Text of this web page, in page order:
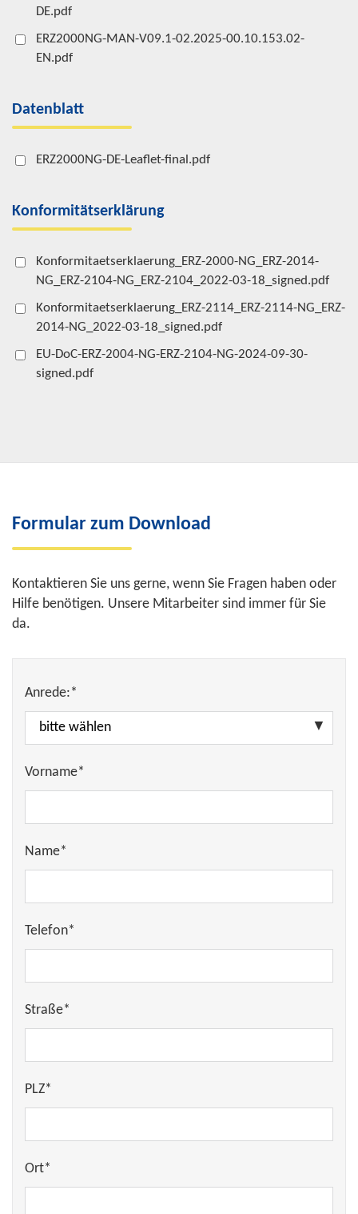
DE.pdf
ERZ2000NG-MAN-V09.1-02.2025-00.10.153.02-
EN.pdf
Datenblatt
ERZ2000NG-DE-Leaflet-final.pdf
Konformitätserklärung
Konformitaetserklaerung_ERZ-2000-NG_ERZ-2014-
NG_ERZ-2104-NG_ERZ-2104_2022-03-18_signed.pdf
Konformitaetserklaerung_ERZ-2114_ERZ-2114-NG_ERZ-
2014-NG_2022-03-18_signed.pdf
EU-DoC-ERZ-2004-NG-ERZ-2104-NG-2024-09-30-
signed.pdf
Formular zum Download
Kontaktieren Sie uns gerne, wenn Sie Fragen haben oder
Hilfe benötigen. Unsere Mitarbeiter sind immer für Sie
da.
Anrede:*
Vorname*
Name*
Telefon*
Straße*
PLZ*
Ort*